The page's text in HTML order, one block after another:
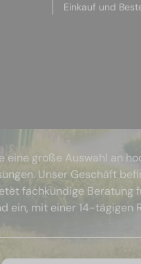
Einkauf und
eine große Auswahl an
Unser Geschäft
fachkundige Beratung
ein, mit einer 14-tägigen